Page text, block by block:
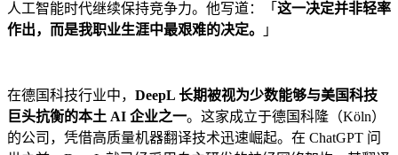
人工智能时代继续保持竞争力。他写道：「 这一决定并非轻率
作出，而是我职业生涯中最艰难的决定。
」
在德国科技行业中， DeepL 长期被视为少数能够与美国科技
巨头抗衡的本土 AI 企业之一。这家成立于德国科隆（Köln）
的公司，凭借高质量机器翻译技术迅速崛起。在 ChatGPT 问